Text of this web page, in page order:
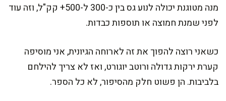
מנה מטוגנת יכולה לנוע גס בין כ-300 ל-500+ קק"ל, וזה עוד
לפני שמנת חמוצה או תוספות כבדות.
כשאני רוצה להפוך את זה לארוחה הגיונית, אני מוסיפה
קערת ירקות גדולה ורוטב יוגורט, ואז לא צריך להילחם
בלביבות. הן פשוט חלק מהסיפור, לא כל הספר.